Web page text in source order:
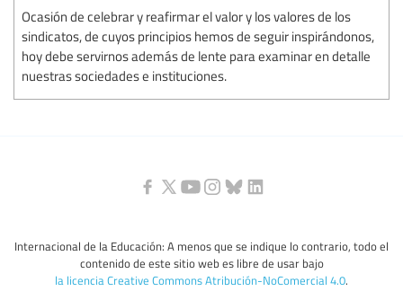
Ocasión de celebrar y reafirmar el valor y los valores de los
sindicatos, de cuyos principios hemos de seguir inspirándonos,
hoy debe servirnos además de lente para examinar en detalle
nuestras sociedades e instituciones.
Internacional de la Educación: A menos que se indique lo contrario, todo el
contenido de este sitio web es libre de usar bajo
la licencia Creative Commons Atribución-NoComercial 4.0.